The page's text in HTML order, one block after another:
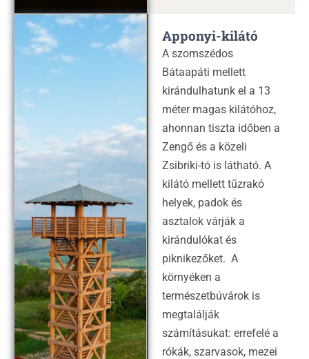
Apponyi-kilátó
A szomszédos
Bátaapáti mellett
kirándulhatunk el a 13
méter magas kilátóhoz,
ahonnan tiszta időben a
Zengő és a közeli
Zsibriki-tó is látható. A
kilátó mellett tűzrakó
helyek, padok és
asztalok várják a
kirándulókat és
piknikezőket. A
környéken a
természetbúvárok is
megtalálják
számításukat: errefelé a
rókák, szarvasok, mezei